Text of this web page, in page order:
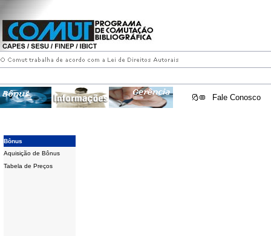
Fale Conosco
Bônus
Aquisição de Bônus
Tabela de Preços